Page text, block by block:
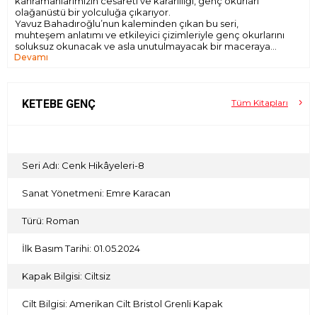
olağanüstü bir yolculuğa çıkarıyor.
Yavuz Bahadıroğlu’nun kaleminden çıkan bu seri,
muhteşem anlatımı ve etkileyici çizimleriyle genç okurlarını
soluksuz okunacak ve asla unutulmayacak bir maceraya
davet ediyor.
Karşılarında cesur ve mert Osmanlı akıncıları Sunguroğlu,
zaferle sonuçlanan bir mücadelenin romanı…
Devamı
KETEBE GENÇ Tüm Kitapları
Seri Adı: Cenk Hikâyeleri-8
Sanat Yönetmeni: Emre Karacan
Türü: Roman
İlk Basım Tarihi: 01.05.2024
Kapak Bilgisi: Ciltsiz
Cilt Bilgisi: Amerikan Cilt Bristol Grenli Kapak